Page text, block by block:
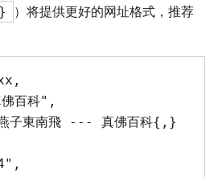
）将提供更好的网址格式，推荐